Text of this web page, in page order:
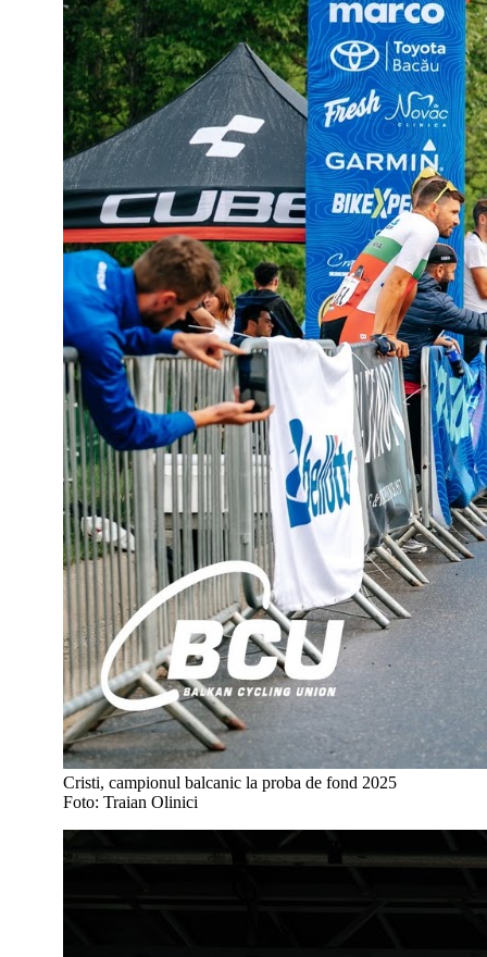
Cristi, campionul balcanic la proba de fond 2025
Foto: Traian Olinici